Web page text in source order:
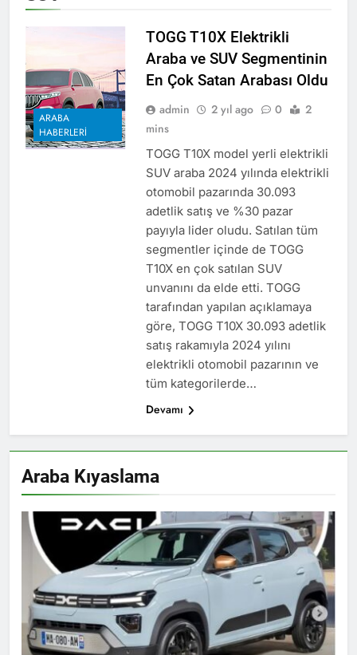
Araba Kıyaslama
ARABA
HABERLERI
TOGG T10X Elektrikli
Araba ve SUV Segmentinin
En Çok Satan Arabası Oldu
admin 2 yıl ago 0
2
mins
TOGG T10X model yerli elektrikli
SUV araba 2024 yılında elektrikli
otomobil pazarında 30.093
adetlik satış ve %30 pazar
payıyla lider oludu. Satılan tüm
segmentler içinde de TOGG
T10X en çok satılan SUV
unvanını da elde etti. TOGG
tarafından yapılan açıklamaya
göre, TOGG T10X 30.093 adetlik
satış rakamıyla 2024 yılını
elektrikli otomobil pazarının ve
tüm kategorilerde…
Devamı